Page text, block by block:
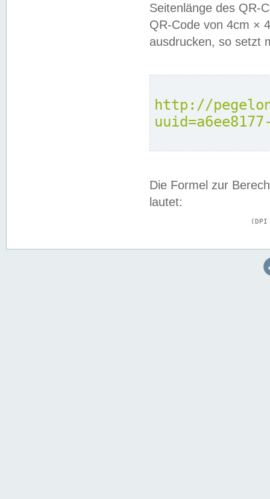
Seitenlänge des QR-
QR-Code von 4cm ×
ausdrucken, so setzt
http://
Die Formel zur
lautet: